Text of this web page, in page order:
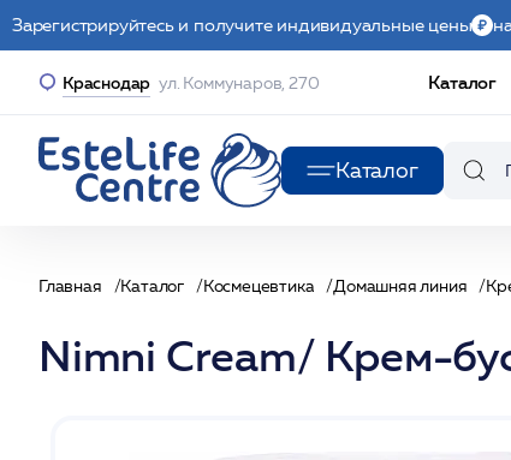
Зарегистрируйтесь и получите индивидуальные цены
Краснодар ул. Коммунаров, 270 Каталог
Каталог
Главная Каталог Космецевтика Домашняя линия
Nimni Cream/ Крем-